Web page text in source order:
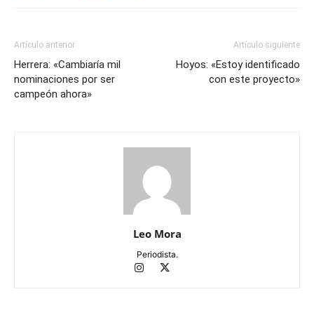
Artículo anterior
Herrera: «Cambiaría mil
nominaciones por ser
campeón ahora»
Artículo siguiente
Hoyos: «Estoy identificado
con este proyecto»
Leo Mora
Periodista.